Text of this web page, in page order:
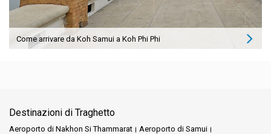
Come arrivare da Koh Samui a Koh Phi Phi
Destinazioni di Traghetto
Aeroporto di Nakhon Si Thammarat
Aeroporto di Samui